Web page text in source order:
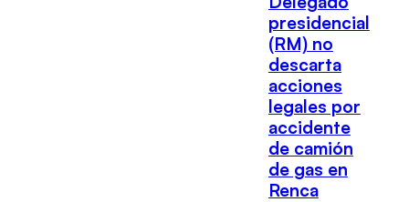
presidencial
(RM) no
descarta
acciones
legales por
accidente
de camión
de gas en
Renca